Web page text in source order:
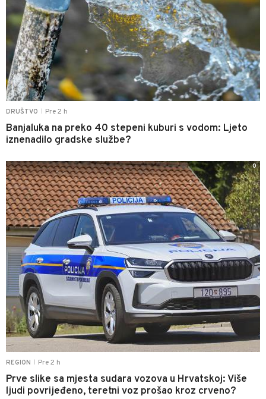
DRUŠTVO Pre 2 h
Banjaluka na preko 40 stepeni kuburi s vodom: Ljeto
iznenadilo gradske službe?
REGION Pre 2 h
Prve slike sa mjesta sudara vozova u Hrvatskoj: Više
ljudi povrijeđeno, teretni voz prošao kroz crveno?
0